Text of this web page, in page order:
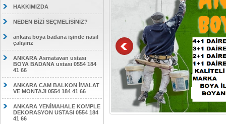
HAKKIMIZDA
NEDEN BİZİ SEÇMELİSİNİZ?
ankara boya badana işinde nasıl
çalışırız
ANKARA Asmatavan ustası
BOYA BADANA ustası 0554 184
41 66
ANKARA CAM BALKON İMALAT
VE MONTAJI 0554 184 41 66
ANKARA YENİMAHALE KOMPLE
DEKORASYON USTASI 0554 184
41 66